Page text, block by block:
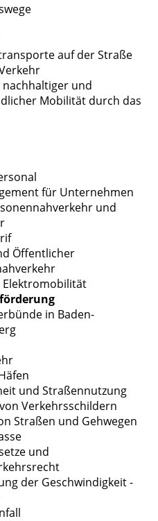
auf der Straße
und
Mobilität durch das
für Unternehmen
und
Öffentlicher
Elektromobilität
in Baden-
und Straßennutzung
Verkehrsschildern
Straßen und Gehwegen
und
der Geschwindigkeit -